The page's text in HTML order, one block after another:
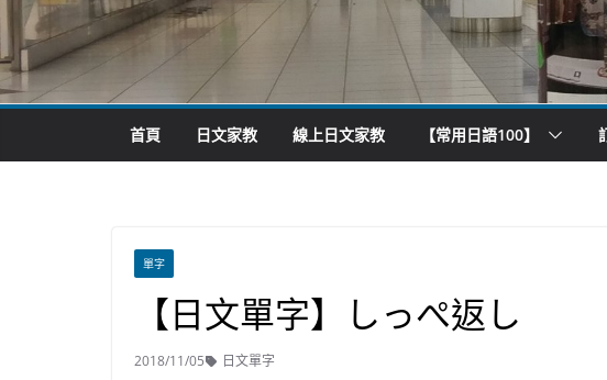
首頁 日文家教 線上日文家教 【常用日語100】
單字
【日文單字】しっぺ返し
2018/11/05 日文單字